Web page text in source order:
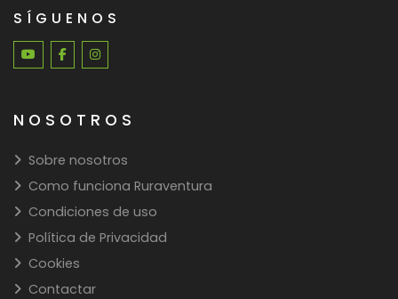
SÍGUENOS
NOSOTROS
Sobre nosotros
Como funciona Ruraventura
Condiciones de uso
Política de Privacidad
Cookies
Contactar